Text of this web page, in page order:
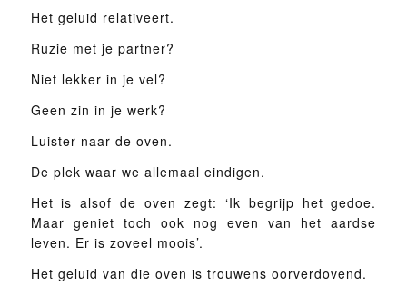
Het geluid relativeert.
Ruzie met je partner?
Niet lekker in je vel?
Geen zin in je werk?
Luister naar de oven.
De plek waar we allemaal eindigen.
Het is alsof de oven zegt: ‘Ik begrijp het gedoe.
Maar geniet toch ook nog even van het aardse
leven. Er is zoveel moois’.
Het geluid van die oven is trouwens oorverdovend.